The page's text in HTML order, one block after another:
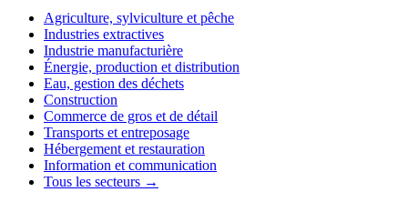
Agriculture, sylviculture et pêche
Industries extractives
Industrie manufacturière
Énergie, production et distribution
Eau, gestion des déchets
Construction
Commerce de gros et de détail
Transports et entreposage
Hébergement et restauration
Information et communication
Tous les secteurs →